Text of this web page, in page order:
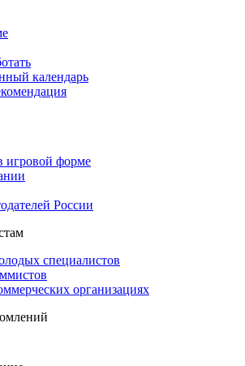
календарь
игровой форме
России
специалистов
организациях